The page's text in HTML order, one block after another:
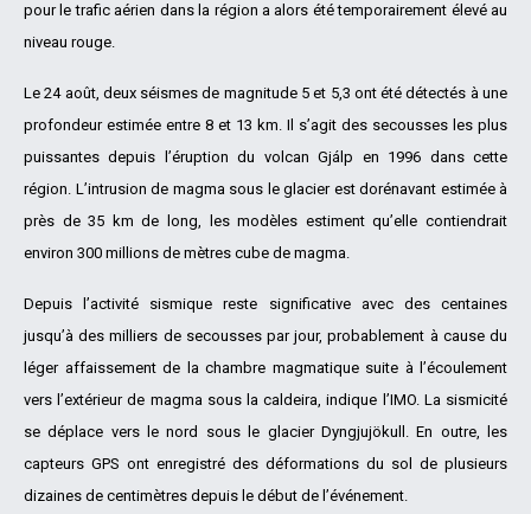
pour le trafic aérien dans la région a alors été temporairement élevé au
niveau rouge.
Le 24 août, deux séismes de magnitude 5 et 5,3 ont été détectés à une
profondeur estimée entre 8 et 13 km. Il s’agit des secousses les plus
puissantes depuis l’éruption du volcan Gjálp en 1996 dans cette
région. L’intrusion de magma sous le glacier est dorénavant estimée à
près de 35 km de long, les modèles estiment qu’elle contiendrait
environ 300 millions de mètres cube de magma.
Depuis l’activité sismique reste significative avec des centaines
jusqu’à des milliers de secousses par jour, probablement à cause du
léger affaissement de la chambre magmatique suite à l’écoulement
vers l’extérieur de magma sous la caldeira, indique l’IMO. La sismicité
se déplace vers le nord sous le glacier Dyngjujökull. En outre, les
capteurs GPS ont enregistré des déformations du sol de plusieurs
dizaines de centimètres depuis le début de l’événement.